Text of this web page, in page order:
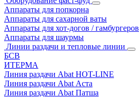
Аппараты для попкорна
Аппараты для сахарной ваты
Аппараты для хот-догов / гамбургеров
Аппараты для шаурмы
Линии раздачи и тепловые линии
БСВ
ИТЕРМА
Линия раздачи Abat HOT-LINE
Линия раздачи Abat Аста
Линия раздачи Abat Патша